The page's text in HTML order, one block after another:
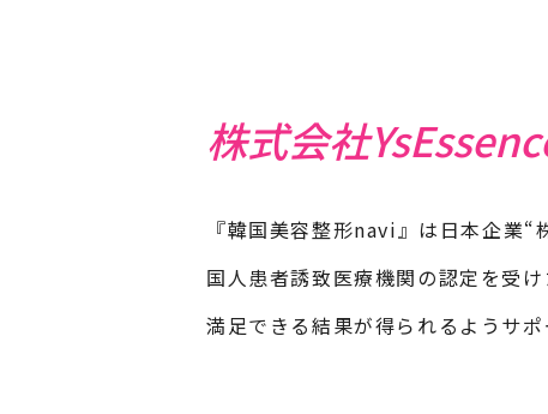
株式会社
『韓国美容整形navi』は日本企業
国人患者誘致医療機関の認定を受け
満足できる結果が得られるようサポ